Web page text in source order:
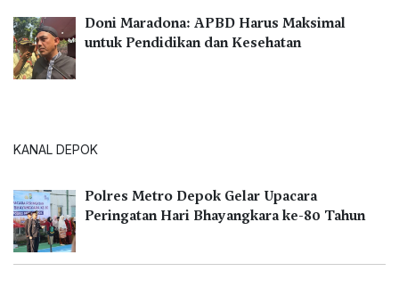
Doni Maradona: APBD Harus Maksimal
untuk Pendidikan dan Kesehatan
KANAL DEPOK
Polres Metro Depok Gelar Upacara
Peringatan Hari Bhayangkara ke-80 Tahun